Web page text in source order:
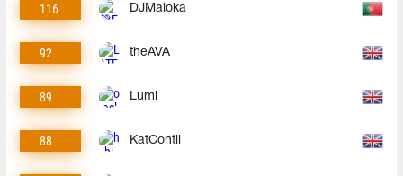
116 DJMaloka
92 theAVA
89 Lumi
88 KatContii